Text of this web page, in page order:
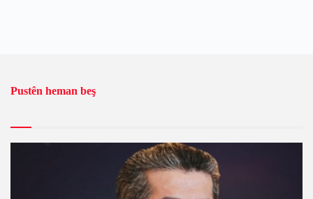
Pustên heman beş